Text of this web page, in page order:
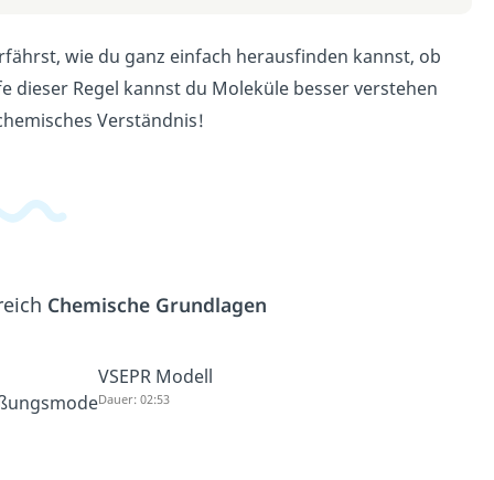
wie du ganz einfach herausfinden kannst, ob
Regel kannst du Moleküle besser verstehen
Verständnis!
Chemische Grundlagen
VSEPR Modell
Dauer: 02:53